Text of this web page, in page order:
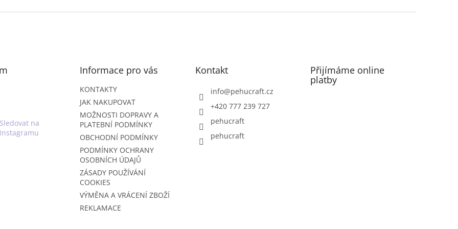
Sledovat na
Instagramu
Informace pro vás
KONTAKTY
JAK NAKUPOVAT
MOŽNOSTI DOPRAVY A
PLATEBNÍ PODMÍNKY
OBCHODNÍ PODMÍNKY
PODMÍNKY OCHRANY
OSOBNÍCH ÚDAJŮ
ZÁSADY POUŽÍVÁNÍ
COOKIES
VÝMĚNA A VRÁCENÍ ZBOŽÍ
REKLAMACE
Kontakt
info@pehucraft.cz
+420 777 239 727
pehucraft
pehucraft
Přijímáme online
platby